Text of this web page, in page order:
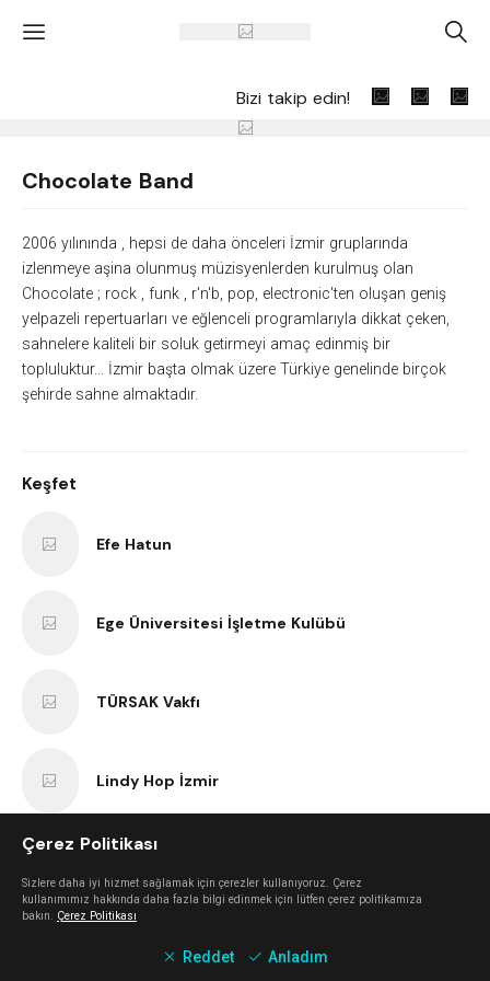
' A
Bizi takip edin!
Chocolate Band
2006 yılınında , hepsi de daha önceleri İzmir gruplarında
izlenmeye aşina olunmuş müzisyenlerden kurulmuş olan
Chocolate ; rock , funk , r'n'b, pop, electronic'ten oluşan geniş
yelpazeli repertuarları ve eğlenceli programlarıyla dikkat çeken,
sahnelere kaliteli bir soluk getirmeyi amaç edinmiş bir
topluluktur... İzmir başta olmak üzere Türkiye genelinde birçok
şehirde sahne almaktadır.
Keşfet
Efe Hatun
Ege Üniversitesi İşletme Kulübü
TÜRSAK Vakfı
Lindy Hop İzmir
Çerez Politikası
Sizlere daha iyi hizmet sağlamak için çerezler kullanıyoruz. Çerez
kullanımımız hakkında daha fazla bilgi edinmek için lütfen çerez politikamıza
bakın. Çerez Politikası
Reddet Anladım